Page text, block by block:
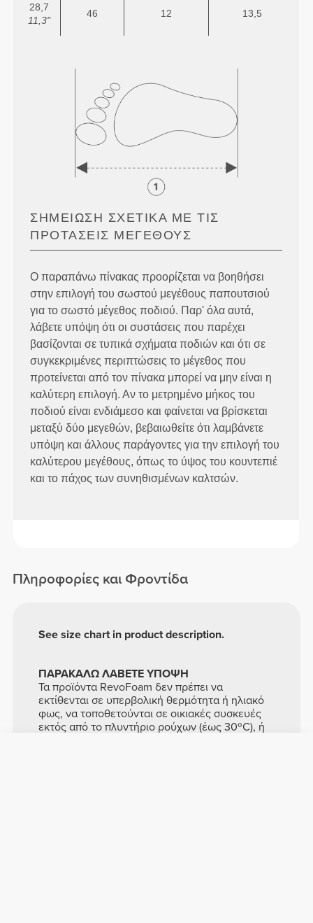
28,7
11,3"
46 12 13,5
ΣΗΜΕΊΩΣΗ ΣΧΕΤΙΚΆ ΜΕ ΤΙΣ
ΠΡΟΤΆΣΕΙΣ ΜΕΓΈΘΟΥΣ
Ο παραπάνω πίνακας προορίζεται να βοηθήσει
στην επιλογή του σωστού μεγέθους παπουτσιού
για το σωστό μέγεθος ποδιού. Παρ' όλα αυτά,
λάβετε υπόψη ότι οι συστάσεις που παρέχει
βασίζονται σε τυπικά σχήματα ποδιών και ότι σε
συγκεκριμένες περιπτώσεις το μέγεθος που
προτείνεται από τον πίνακα μπορεί να μην είναι η
καλύτερη επιλογή. Αν το μετρημένο μήκος του
ποδιού είναι ενδιάμεσο και φαίνεται να βρίσκεται
μεταξύ δύο μεγεθών, βεβαιωθείτε ότι λαμβάνετε
υπόψη και άλλους παράγοντες για την επιλογή του
καλύτερου μεγέθους, όπως το ύψος του κουντεπιέ
και το πάχος των συνηθισμένων καλτσών.
Πληροφορίες και Φροντίδα
ΠΑΡΑΚΑΛΩ ΛΑΒΕΤΕ ΥΠΟΨΗ
Τα προϊόντα RevoFoam δεν πρέπει να
εκτίθενται σε υπερβολική θερμότητα ή ηλιακό
φως, να τοποθετούνται σε οικιακές συσκευές
εκτός από το πλυντήριο ρούχων (έως 30ºC), ή
See size chart in product description.